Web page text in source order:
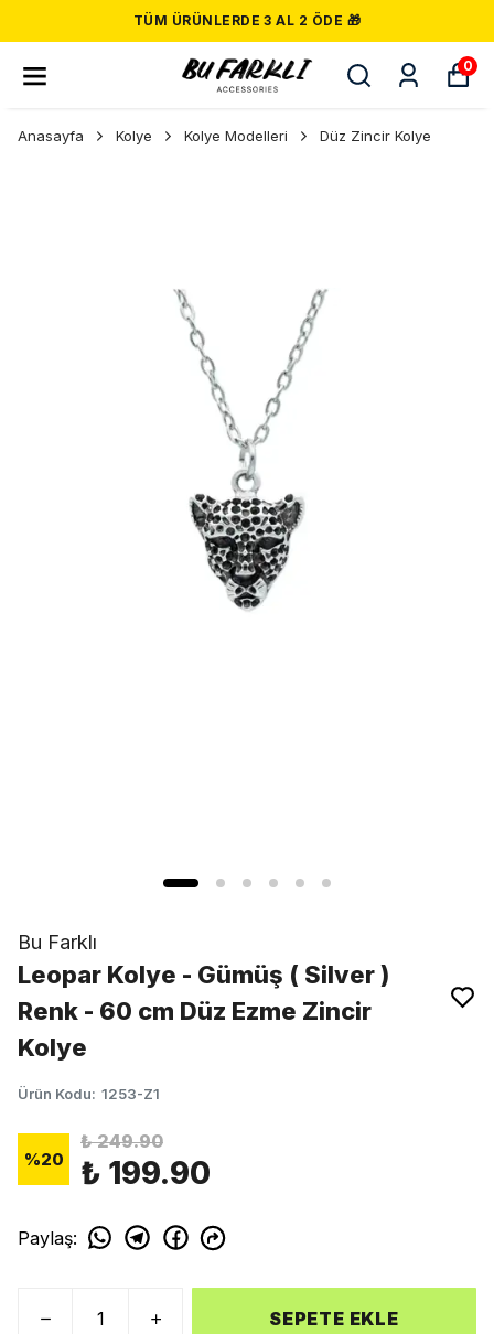
TÜM ÜRÜNLERDE 3 AL 2 ÖDE 🎁
0
Anasayfa Kolye Kolye Modelleri Düz Zincir Kolye
Bu Farklı
Leopar Kolye - Gümüş ( Silver )
Renk - 60 cm Düz Ezme Zincir
Kolye
Ürün Kodu: 1253-Z1
%20
₺ 249.90
₺ 199.90
Paylaş:
SEPETE EKLE